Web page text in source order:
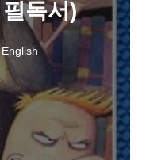
독서)
English